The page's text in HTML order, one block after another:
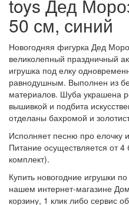
toys Дед
50 см, синий
Новогодняя фигурка Дед
великолепный праздничный
игрушка под елку
равнодушным. Выполнен из
материалов. Шуба украшена
вышивкой и подбита
отделаны бахромой и
Исполняет песню про елочку
Питание осуществляется от
комплект).
Купить новогодние игрушки
нашем интернет-магазине
корзину, 1 клик либо сервис